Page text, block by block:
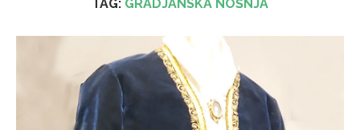
TAG: GRADJANSKA NOŠNJA